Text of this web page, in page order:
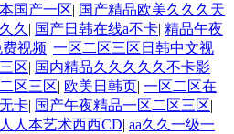
国产一区| 国产精品欧美久久久天
久 | 国产日韩在线a不卡| 精品午夜
视频| 一区二区三区日韩中文视
区| 国内精品久久久久久不卡影
区三区| 欧美日韩页| 一区二区在
卡| 国产午夜精品一区二区三区|
人本艺术西西CD| aa久久一级一